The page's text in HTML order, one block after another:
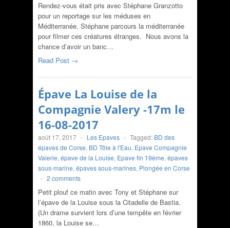
Rendez-vous était pris avec Stéphane Granzotto
pour un reportage sur les méduses en
Méditerranée. Stéphane parcours la méditerranée
pour filmer ces créatures étranges. Nous avons la
chance d’avoir un banc…
Read Post →
Épave La Louise de la
Compagnie Valery -17m le
16-08-2017
août 17, 2017 - Les Epaves - Tagged: BD des
épaves de Corse, BD Tôle à l'Eau, Epave Compagnie
Valerie, épave de la Louise, Epave fin 19ème, épaves
sous-marine, épaves sous-marines, Plongée en Corse
- 2 comments
Petit plouf ce matin avec Tony et Stéphane sur
l’épave de la Louise sous la Citadelle de Bastia.
(Un drame survient lors d’une tempête en février
1860, la Louise se…